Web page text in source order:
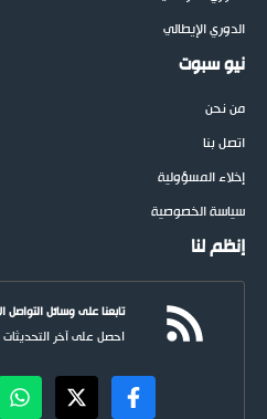
الدوري الإيطالي
نيو سبوت
من نحن
اتصل بنا
إخلاء المسؤولية
سياسة الخصوصية
إنظم لنا
تابعنا على وسائل التواصل
احصل على آخر